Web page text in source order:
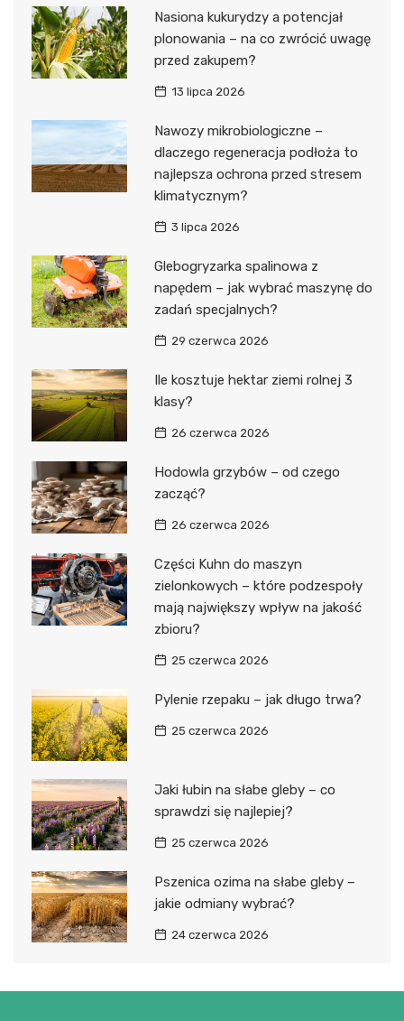
Nasiona kukurydzy a potencjał
plonowania – na co zwrócić uwagę
przed zakupem?
13 lipca 2026
Nawozy mikrobiologiczne –
dlaczego regeneracja podłoża to
najlepsza ochrona przed stresem
klimatycznym?
3 lipca 2026
Glebogryzarka spalinowa z
napędem – jak wybrać maszynę do
zadań specjalnych?
29 czerwca 2026
Ile kosztuje hektar ziemi rolnej 3
klasy?
26 czerwca 2026
Hodowla grzybów – od czego
zacząć?
26 czerwca 2026
Części Kuhn do maszyn
zielonkowych – które podzespoły
mają największy wpływ na jakość
zbioru?
25 czerwca 2026
Pylenie rzepaku – jak długo trwa?
25 czerwca 2026
Jaki łubin na słabe gleby – co
sprawdzi się najlepiej?
25 czerwca 2026
Pszenica ozima na słabe gleby –
jakie odmiany wybrać?
24 czerwca 2026